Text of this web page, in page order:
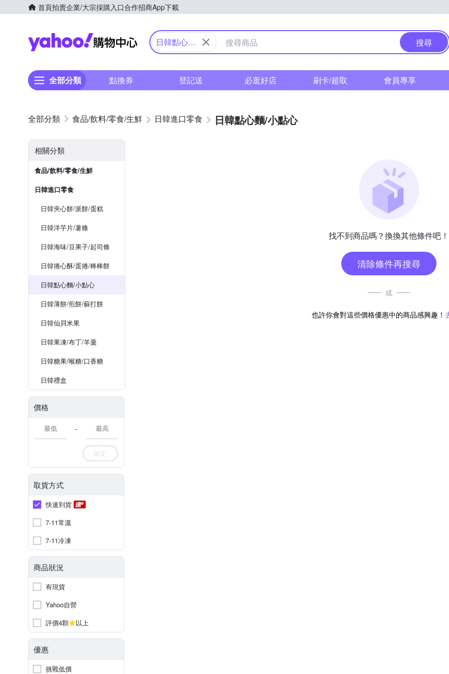
首頁拍賣企業/大宗採購入口合作招商App下載
Yahoo購物中心
日韓點心麵/
搜尋
全部分類 點換券 登記送 必逛好店 刷卡/超取 會員專享
食品/飲料/零食/生鮮 日韓進口零食 日韓點心麵/小點心
相關分類
食品/飲料/零食/生鮮
日韓進口零食
日韓夾心餅/派餅/蛋糕
日韓洋芋片/薯條
日韓海味/豆果子/起司條
日韓捲心酥/蛋捲/棒棒餅
日韓點心麵/小點心
日韓薄餅/煎餅/蘇打餅
日韓仙貝米果
日韓果凍/布丁/羊羹
日韓糖果/喉糖/口香糖
日韓禮盒
價格
-
確定
取貨方式
快速到貨
7-11常溫
7-11冷凍
商品狀況
有現貨
Yahoo自營
評價4顆
以上
優惠
挑戰低價
找不到商品嗎？換換其他條件吧！
清除條件再搜尋
或
也許你會對這些價格優惠中的商品感興趣！